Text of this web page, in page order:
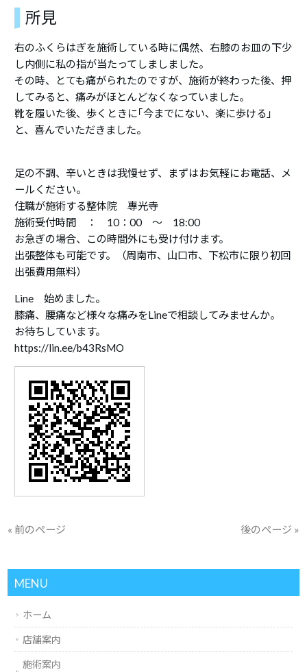
所見
右のふくらはぎを施術している時に偶然、右膝のお皿の下少
し内側に私の指が当たってしましました。
その時、とても痛がられたのですが、施術が終わった後、押
してみると、痛みがほとんどなくなっていました。
靴を履いた後、歩くときに｢今までにない、楽に歩ける」
と、喜んでいただきました。
足の不調、辛いときは我慢せず、まずはお気軽にお電話、メ
ールください。
住職が施術する整体院 專光寺
施術受付時間 ： 10：00 ～ 18:00
お急ぎの場合、この時間外にも受け付けます。
出張整体も可能です。（周南市、山口市、下松市に限り初回
出張費用無料）
Line 始めました。
膝痛、腰痛など様々な痛みをLineで相談してみませんか。
お待ちしています。
https://lin.ee/b43RsMO
« 前のページ 後のページ »
MENU
ホーム
店舗案内
施術案内